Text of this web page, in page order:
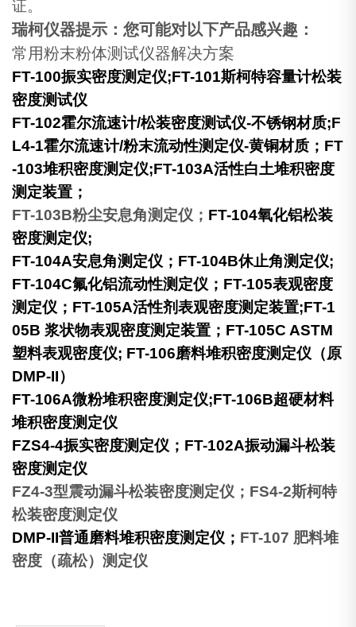
证。
瑞柯仪器提示：您可能对以下产品感兴趣：
常用粉末粉体测试仪器解决方案
FT-100振实密度测定仪;FT-101斯柯特容量计松装
密度测试仪
FT-102霍尔流速计/松装密度测试仪-不锈钢材质;F
L4-1霍尔流速计/粉末流动性测定仪-黄铜材质；FT
-103堆积密度测定仪;FT-103A活性白土堆积密度
测定装置；
FT-103B粉尘安息角测定仪； FT-104氧化铝松装
密度测定仪;
FT-104A安息角测定仪；FT-104B休止角测定仪;
FT-104C氟化铝流动性测定仪；FT-105表观密度
测定仪；FT-105A活性剂表观密度测定装置;FT-1
05B 浆状物表观密度测定装置；FT-105C ASTM
塑料表观密度仪; FT-106磨料堆积密度测定仪（原
DMP-II）
FT-106A微粉堆积密度测定仪;FT-106B超硬材料
堆积密度测定仪
FZS4-4振实密度测定仪；FT-102A振动漏斗松装
密度测定仪
FZ4-3型震动漏斗松装密度测定仪；FS4-2斯柯特
松装密度测定仪
DMP-II普通磨料堆积密度测定仪； FT-107 肥料堆
密度（疏松）测定仪